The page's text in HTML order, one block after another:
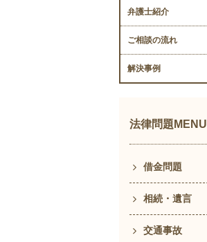
弁護士紹介
ご相談の流れ
解決事例
法律問題MENU
借金問題
相続・遺言
交通事故